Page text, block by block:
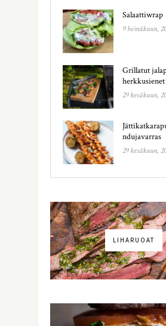
Salaattiwrap
9 heinäkuun,
Grillatut
herkkusienet
29 kesäkuun,
ndujavarras
29 kesäkuun,
LIHARUOAT